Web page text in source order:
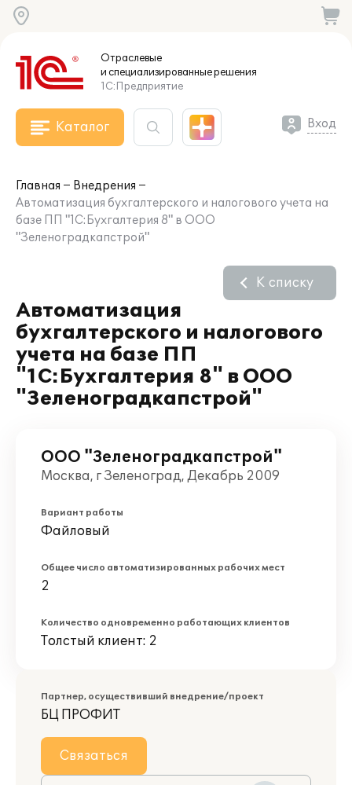
Отраслевые
и специализированныерешения
1С:Предприятие
Каталог Вход
Главная
Внедрения
Автоматизация бухгалтерского и налогового учета на
базе ПП "1С:Бухгалтерия 8" в ООО
"Зеленоградкапстрой"
Автоматизация
бухгалтерского и налогового
учета на базе ПП
"1С:Бухгалтерия 8" в ООО
"Зеленоградкапстрой"
К списку
ООО "Зеленоградкапстрой"
Москва, г Зеленоград, Декабрь 2009
Вариант работы
Файловый
Общее число автоматизированных рабочих мест
2
Количество одновременно работающих клиентов
Толстый клиент: 2
Партнер, осуществивший внедрение/проект
БЦ ПРОФИТ
Связаться